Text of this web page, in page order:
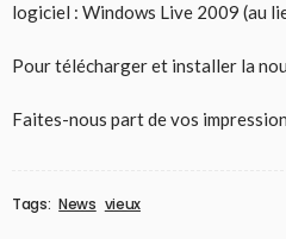
logiciel : Windows Live 2009 (au
Pour télécharger et installer la
Faites-nous part de vos
Tags: News vieux